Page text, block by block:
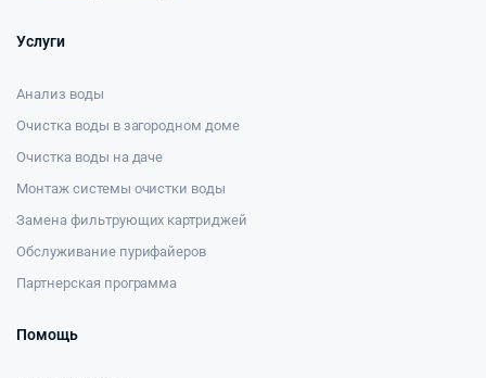
Услуги
Анализ воды
Очистка воды в загородном доме
Очистка воды на даче
Монтаж системы очистки воды
Замена фильтрующих картриджей
Обслуживание пурифайеров
Партнерская программа
Помощь